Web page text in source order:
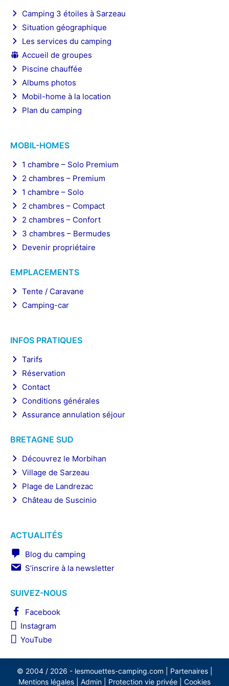
Camping 3 étoiles à Sarzeau
Situation géographique
Les services du camping
Accueil de groupes
Piscine chauffée
Albums photos
Mobil-home à la location
Plan du camping
MOBIL-HOMES
1 chambre – Solo Premium
2 chambres – Premium
1 chambre – Solo
2 chambres – Compact
2 chambres – Confort
3 chambres – Bermudes
Devenir propriétaire
EMPLACEMENTS
Tente / Caravane
Camping-car
INFOS PRATIQUES
Tarifs
Réservation
Contact
Conditions générales
Assurance annulation séjour
BRETAGNE SUD
Découvrez le Morbihan
Village de Sarzeau
Plage de Landrezac
Château de Suscinio
ACTUALITÉS
Blog du camping
S’inscrire à la newsletter
SUIVEZ-NOUS
Facebook
Instagram
YouTube
© 2004 / 2026 - lesmouettes-camping.com Partenaires|
Mentions légales
Admin Protection vie privée Cookies